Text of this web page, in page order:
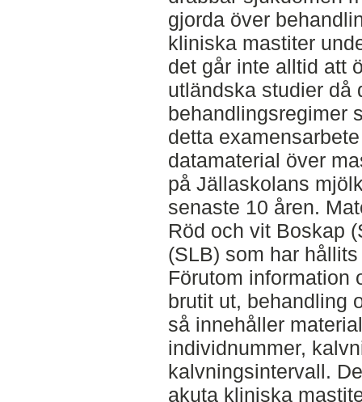
gjorda över
kliniska mastiter
det går inte alltid att
utländska studier då
behandlingsregimer
detta
datamaterial över
på Jällaskolans
senaste 10 åren.
Röd och vit Boskap
(SLB) som har
Förutom information
brutit ut, behandling
så innehåller
individnummer,
kalvningsintervall.
akuta kliniska